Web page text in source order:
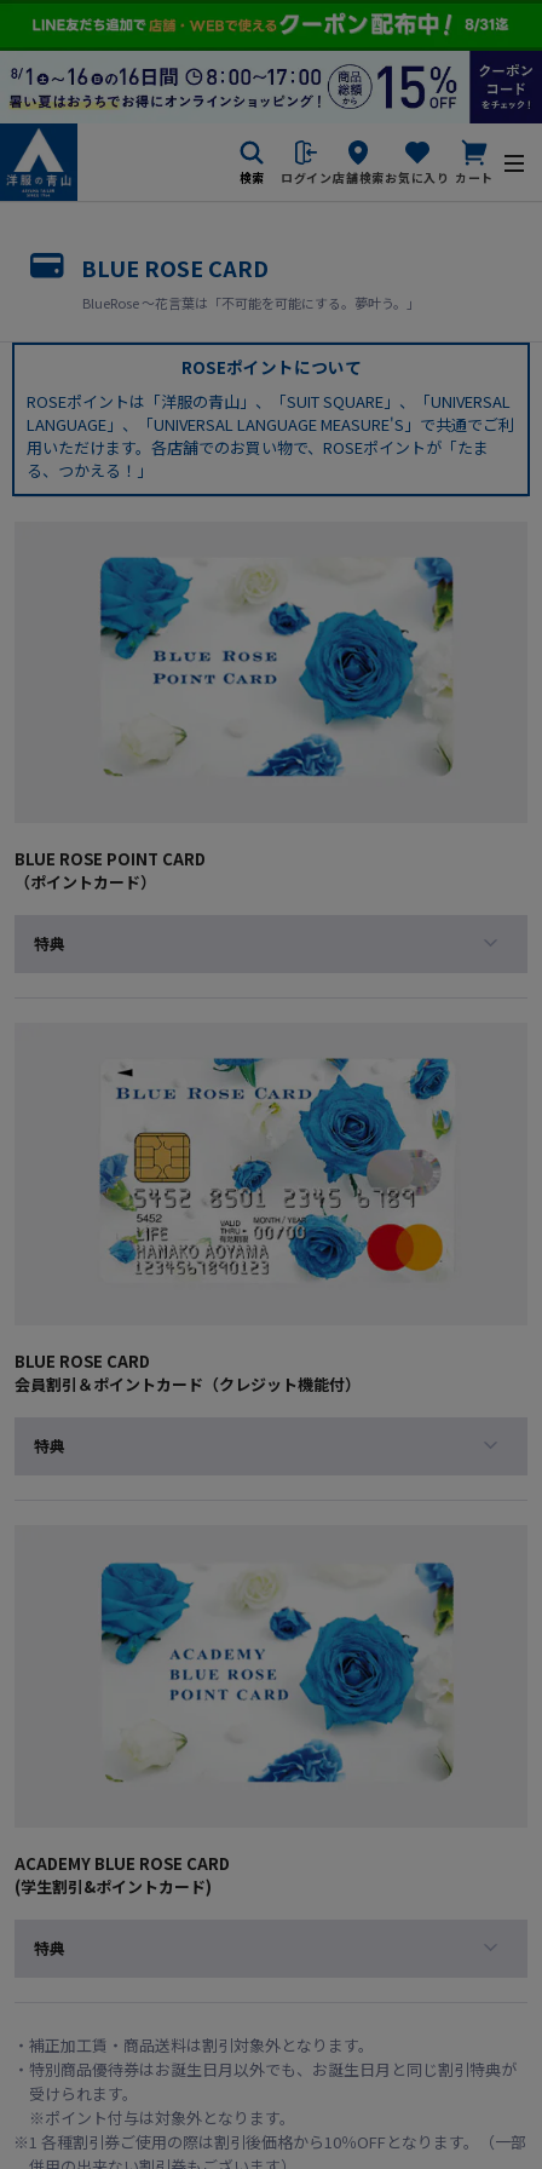
検索 ログイン店舗検索お気に入り カート
BLUE ROSE CARD
BlueRose ～花言葉は「不可能を可能にする。夢叶う。」
ROSEポイントについて
ROSEポイントは「洋服の青山」、「SUIT SQUARE」、「UNIVERSAL
LANGUAGE」、「UNIVERSAL LANGUAGE MEASURE'S」で共通でご利
用いただけます。各店舗でのお買い物で、ROSEポイントが「たま
る、つかえる！」
BLUE ROSE POINT CARD
（ポイントカード）
特典
BLUE ROSE CARD
会員割引＆ポイントカード（クレジット機能付）
特典
ACADEMY BLUE ROSE CARD
(学生割引&ポイントカード)
特典
・補正加工賃・商品送料は割引対象外となります。
・特別商品優待券はお誕生日月以外でも、お誕生日月と同じ割引特典が
受けられます。
※ポイント付与は対象外となります。
※1 各種割引券ご使用の際は割引後価格から10％OFFとなります。（一部